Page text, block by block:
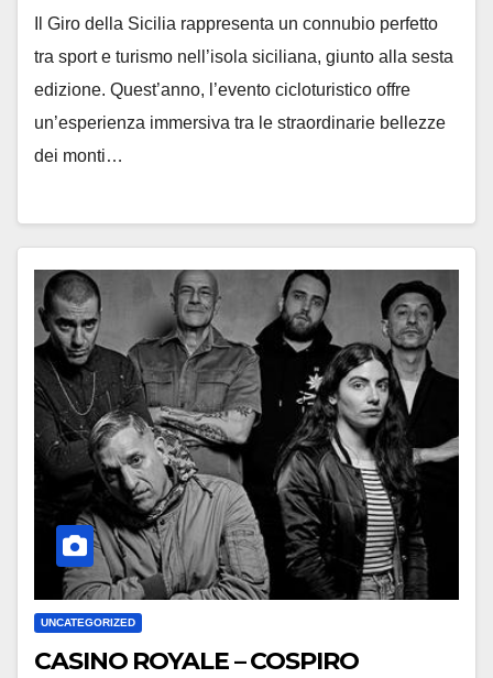
Il Giro della Sicilia rappresenta un connubio perfetto
tra sport e turismo nell’isola siciliana, giunto alla sesta
edizione. Quest’anno, l’evento cicloturistico offre
un’esperienza immersiva tra le straordinarie bellezze
dei monti…
UNCATEGORIZED
CASINO ROYALE – COSPIRO